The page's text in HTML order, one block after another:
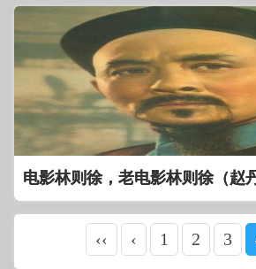
电影林则徐，老电影林则徐（赵
‹‹ ‹ 1 2 3